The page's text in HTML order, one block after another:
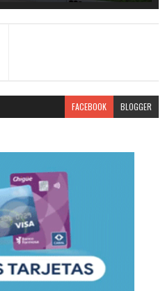
FACEBOOK BLOGGER